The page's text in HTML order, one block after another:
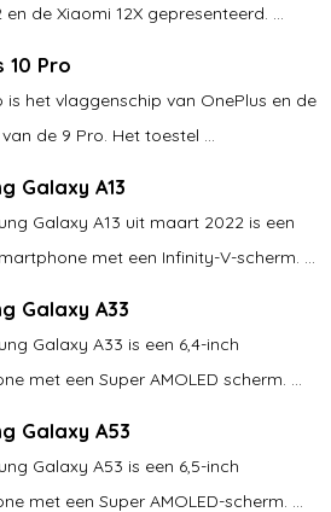
en de Xiaomi 12X gepresenteerd. ...
10 Pro
is het vlaggenschip van OnePlus en de
de 9 Pro. Het toestel ...
Galaxy A13
Galaxy A13 uit maart 2022 is een
met een Infinity-V-scherm. ...
Galaxy A33
Galaxy A33 is een 6,4-inch
met een Super AMOLED scherm. ...
Galaxy A53
Galaxy A53 is een 6,5-inch
met een Super AMOLED-scherm. ...